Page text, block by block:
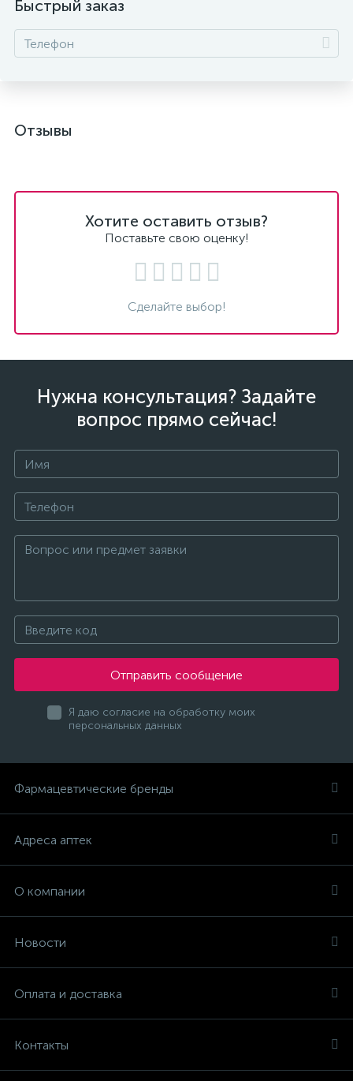
Быстрый заказ
Отзывы
Хотите оставить отзыв?
Поставьте свою оценку!
Сделайте выбор!
Нужна консультация? Задайте
вопрос прямо сейчас!
Отправить сообщение
Я даю согласие на обработку моих
персональных данных
Фармацевтические бренды
Адреса аптек
О компании
Новости
Оплата и доставка
Контакты